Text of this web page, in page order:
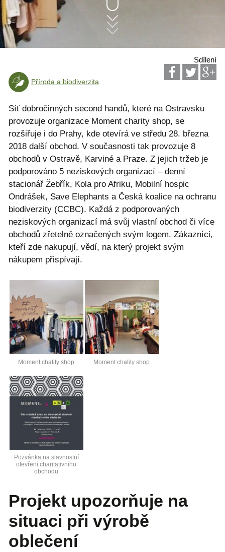
Sdílení
Příroda a biodiverzita
Síť dobročinných second handů, které na Ostravsku
provozuje organizace Moment charity shop, se
rozšiřuje i do Prahy, kde otevírá ve středu 28. března
2018 další obchod. V současnosti tak provozuje 8
obchodů v Ostravě, Karviné a Praze. Z jejich tržeb je
podporováno 5 neziskových organizací – denní
stacionář Žebřík, Kola pro Afriku, Mobilní hospic
Ondrášek, Save Elephants a Česká koalice na ochranu
biodiverzity (CCBC). Každá z podporovaných
neziskových organizací má svůj vlastní obchod či více
obchodů zřetelně označených svým logem. Zákazníci,
kteří zde nakupují, vědí, na který projekt svým
nákupem přispívají.
Moment chatity shop Moment chatity shop
Pozvánka na slavnostní
otevření charitativního
obchodu
Projekt upozorňuje na
situaci při výrobě
oblečení